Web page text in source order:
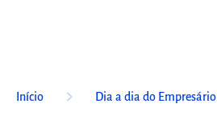
Início keyboard_arrow_right Dia a dia do Empresário